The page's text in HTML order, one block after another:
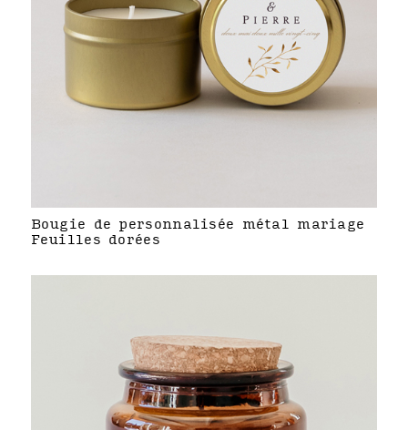
Bougie de personnalisée métal mariage
Feuilles dorées